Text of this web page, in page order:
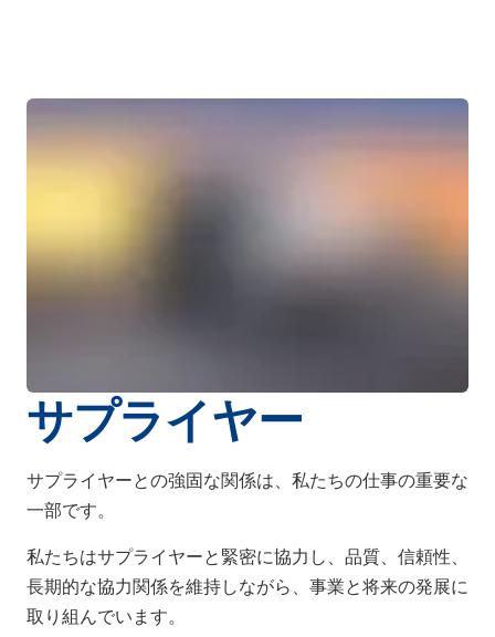
サプライヤー
サプライヤーとの強固な関係は、私たちの仕事の重要な
一部です。
私たちはサプライヤーと緊密に協力し、品質、信頼性、
長期的な協力関係を維持しながら、事業と将来の発展に
取り組んでいます。